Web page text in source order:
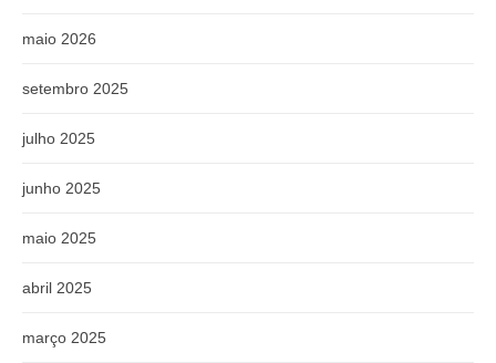
maio 2026
setembro 2025
julho 2025
junho 2025
maio 2025
abril 2025
março 2025